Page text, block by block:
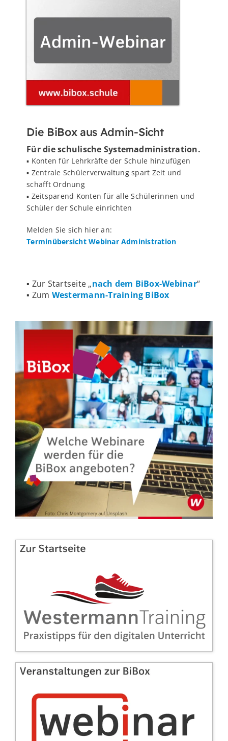
Die BiBox aus Admin-Sicht
Für die schulische Systemadministration.
▪️ Konten für Lehrkräfte der Schule hinzufügen
▪️ Zentrale Schülerverwaltung spart Zeit und
schafft Ordnung
▪️ Zeitsparend Konten für alle Schülerinnen und
Schüler der Schule einrichten
Melden Sie sich hier an:
Terminübersicht Webinar Administration
▪️ Zur Startseite „nach dem BiBox-Webinar“
▪️ Zum Westermann-Training BiBox